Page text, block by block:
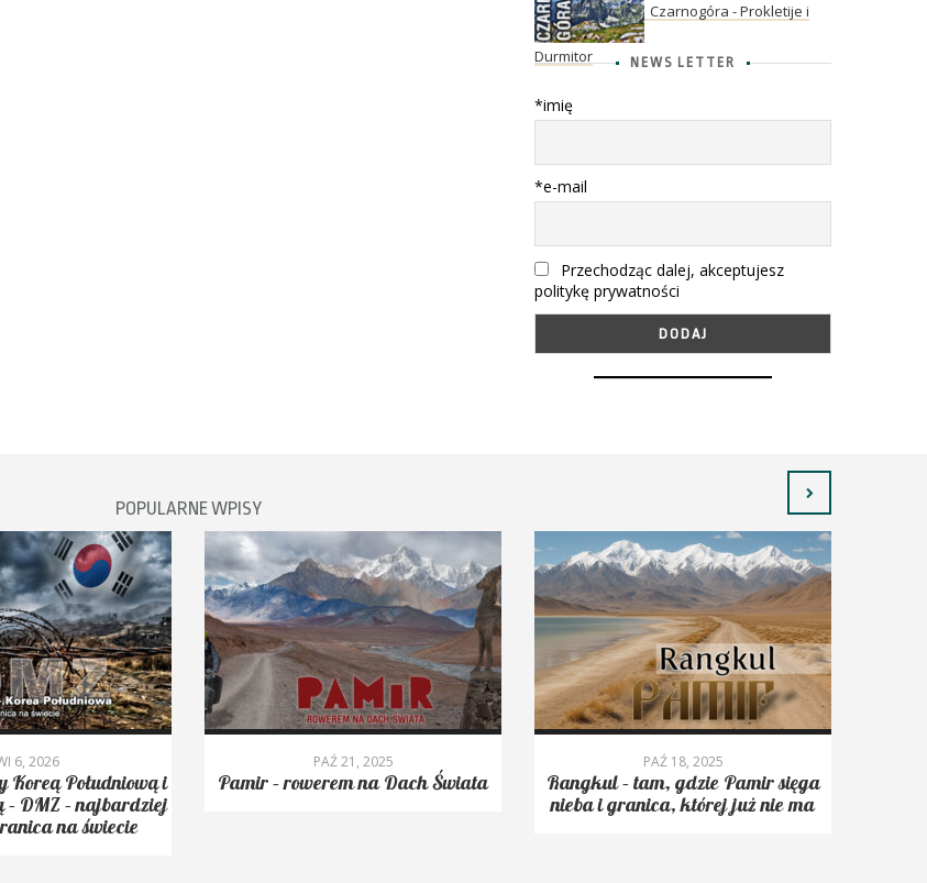
Czarnogóra - Prokletije i
Durmitor NEWS LETTER
*imię
*e-mail
Przechodząc dalej, akceptujesz
politykę prywatności
POPULARNE WPISY
6, 2026
Koreą Południową i
– DMZ – najbardziej
na świecie
PAŹ 21, 2025
Pamir – rowerem na Dach Świata
PAŹ 18, 2025
Rangkul – tam, gdzie Pamir sięga
nieba i granica, której już nie ma